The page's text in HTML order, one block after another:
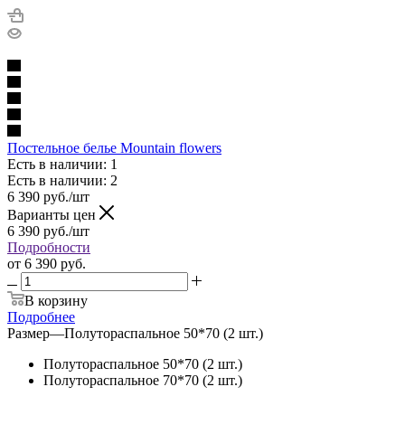
Постельное белье Mountain flowers
Есть в наличии: 1
Есть в наличии: 2
6 390 руб./шт
Варианты цен
6 390 руб./шт
Подробности
от 6 390 руб.
В корзину
Подробнее
Размер—Полутораспальное 50*70 (2 шт.)
Полутораспальное 50*70 (2 шт.)
Полутораспальное 70*70 (2 шт.)